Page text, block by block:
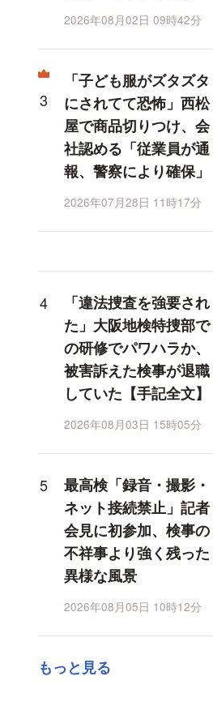
2026年08月02日 09時42分
「子ども服がズタズタ
にされてて恐怖」西松
屋で商品切りつけ、会
社認める「従業員が通
報、警察により確保」
2026年07月28日 11時17分
「違法捜査を強要され
た」大阪地検特捜部で
の研修でパワハラか、
被害訴えた検事が退職
していた【手記全文】
2026年08月03日 15時05分
最高検「録音・撮影・
ネット接続禁止」記者
会見に初参加、検事の
不祥事より強く残った
異様な風景
2026年08月05日 10時12分
もっと見る